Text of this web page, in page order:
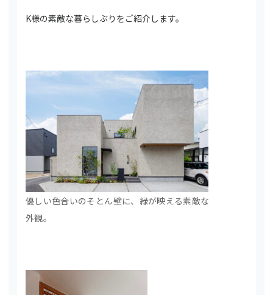
K様の素敵な暮らしぶりをご紹介します。
優しい色合いのそとん壁に、緑が映える素敵な
外観。